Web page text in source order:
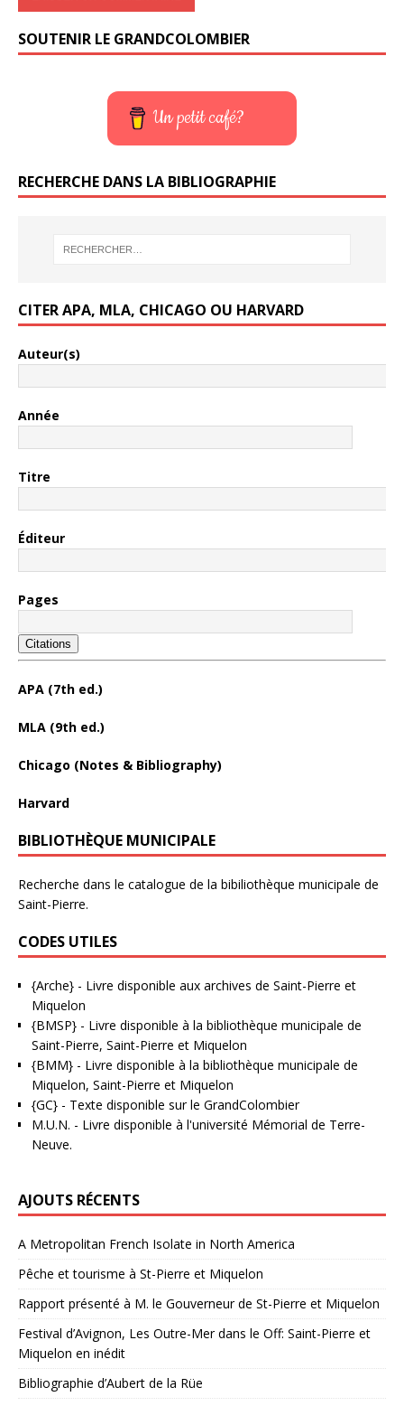
SOUTENIR LE GRANDCOLOMBIER
Un petit café?
RECHERCHE DANS LA BIBLIOGRAPHIE
CITER APA, MLA, CHICAGO OU HARVARD
Auteur(s)
Année
Titre
Éditeur
Pages
Citations
APA (7th ed.)
MLA (9th ed.)
Chicago (Notes & Bibliography)
Harvard
BIBLIOTHÈQUE MUNICIPALE
Recherche dans le catalogue de la bibiliothèque municipale de
Saint-Pierre.
CODES UTILES
{Arche} - Livre disponible aux archives de Saint-Pierre et
Miquelon
{BMSP} - Livre disponible à la bibliothèque municipale de
Saint-Pierre, Saint-Pierre et Miquelon
{BMM} - Livre disponible à la bibliothèque municipale de
Miquelon, Saint-Pierre et Miquelon
{GC} - Texte disponible sur le GrandColombier
M.U.N. - Livre disponible à l'université Mémorial de Terre-
Neuve.
AJOUTS RÉCENTS
A Metropolitan French Isolate in North America
Pêche et tourisme à St-Pierre et Miquelon
Rapport présenté à M. le Gouverneur de St-Pierre et Miquelon
Festival d’Avignon, Les Outre-Mer dans le Off: Saint-Pierre et
Miquelon en inédit
Bibliographie d’Aubert de la Rüe